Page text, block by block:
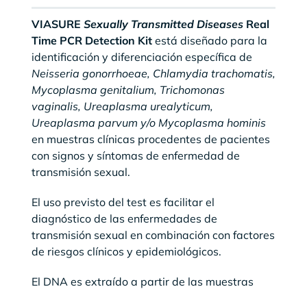
VIASURE Sexually Transmitted Diseases Real
Time PCR Detection Kitestá diseñado para la
identificación y diferenciación específica de
Neisseria gonorrhoeae, Chlamydia trachomatis,
Mycoplasma genitalium, Trichomonas
vaginalis, Ureaplasma urealyticum,
Ureaplasma parvum y/o Mycoplasma hominis
en muestras clínicas procedentes de pacientes
con signos y síntomas de enfermedad de
transmisión sexual.
El uso previsto del test es facilitar el
diagnóstico de las enfermedades de
transmisión sexual en combinación con factores
de riesgos clínicos y epidemiológicos.
El DNA es extraído a partir de las muestras